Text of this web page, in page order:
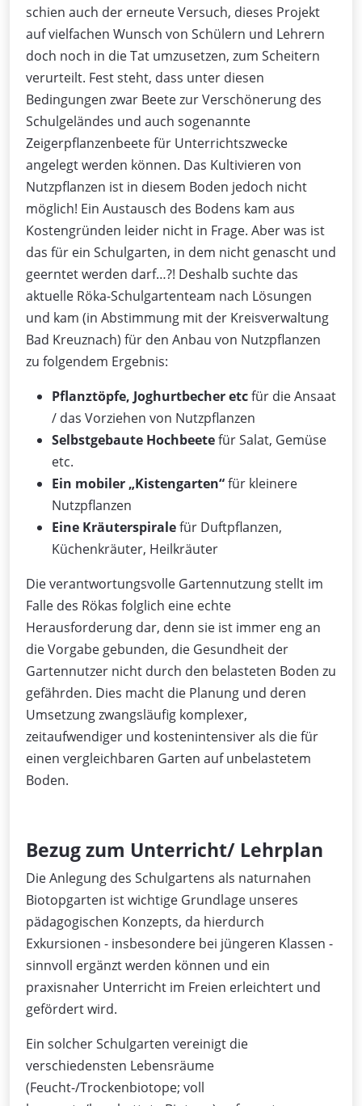
schien auch der erneute Versuch, dieses Projekt
auf vielfachen Wunsch von Schülern und Lehrern
doch noch in die Tat umzusetzen, zum Scheitern
verurteilt. Fest steht, dass unter diesen
Bedingungen zwar Beete zur Verschönerung des
Schulgeländes und auch sogenannte
Zeigerpflanzenbeete für Unterrichtszwecke
angelegt werden können. Das Kultivieren von
Nutzpflanzen ist in diesem Boden jedoch nicht
möglich! Ein Austausch des Bodens kam aus
Kostengründen leider nicht in Frage. Aber was ist
das für ein Schulgarten, in dem nicht genascht und
geerntet werden darf…?! Deshalb suchte das
aktuelle Röka-Schulgartenteam nach Lösungen
und kam (in Abstimmung mit der Kreisverwaltung
Bad Kreuznach) für den Anbau von Nutzpflanzen
zu folgendem Ergebnis:
Pflanztöpfe, Joghurtbecher etcfür die Ansaat
/ das Vorziehen von Nutzpflanzen
Selbstgebaute Hochbeetefür Salat, Gemüse
etc.
Ein mobiler „Kistengarten“für kleinere
Nutzpflanzen
Eine Kräuterspiralefür Duftpflanzen,
Küchenkräuter, Heilkräuter
Die verantwortungsvolle Gartennutzung stellt im
Falle des Rökas folglich eine echte
Herausforderung dar, denn sie ist immer eng an
die Vorgabe gebunden, die Gesundheit der
Gartennutzer nicht durch den belasteten Boden zu
gefährden. Dies macht die Planung und deren
Umsetzung zwangsläufig komplexer,
zeitaufwendiger und kostenintensiver als die für
einen vergleichbaren Garten auf unbelastetem
Boden.
Bezug zum Unterricht/ Lehrplan
Die Anlegung des Schulgartens als naturnahen
Biotopgarten ist wichtige Grundlage unseres
pädagogischen Konzepts, da hierdurch
Exkursionen - insbesondere bei jüngeren Klassen -
sinnvoll ergänzt werden können und ein
praxisnaher Unterricht im Freien erleichtert und
gefördert wird.
Ein solcher Schulgarten vereinigt die
verschiedensten Lebensräume
(Feucht-/Trockenbiotope; voll